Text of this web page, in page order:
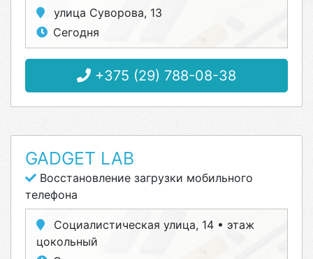
улица Суворова, 13
Сегодня
+375 (29) 788-08-38
GADGET LAB
Восстановление загрузки мобильного
телефона
Социалистическая улица, 14 • этаж
цокольный